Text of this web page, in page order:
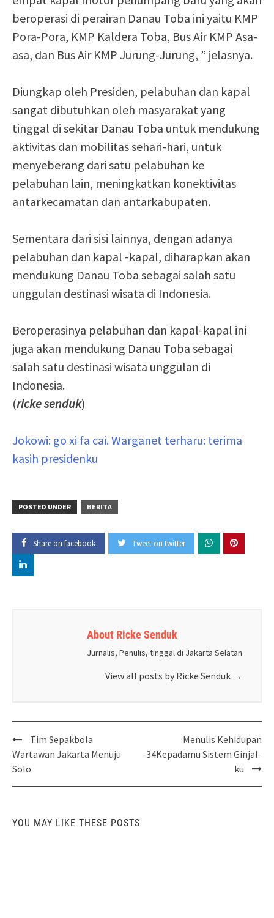
beroperasi di perairan Danau Toba ini yaitu KMP
Pora-Pora, KMP Kaldera Toba, Bus Air KMP Asa-
asa, dan Bus Air KMP Jurung-Jurung, ” jelasnya.
Diungkap oleh Presiden, pelabuhan dan kapal
sangat dibutuhkan oleh masyarakat yang
tinggal di sekitar Danau Toba untuk mendukung
aktivitas dan mobilitas sehari-hari, untuk
menyeberang dari satu pelabuhan ke
pelabuhan lain, meningkatkan konektivitas
antarkecamatan dan antarkabupaten.
Sementara dari sisi lainnya, dengan adanya
pelabuhan dan kapal -kapal, diharapkan akan
mendukung Danau Toba sebagai salah satu
unggulan destinasi wisata di Indonesia.
Beroperasinya pelabuhan dan kapal-kapal ini
juga akan mendukung Danau Toba sebagai
salah satu destinasi wisata unggulan di
Indonesia.
(ricke senduk)
Jokowi: go xi fa cai. Warganet terharu: terima
kasih presidenku
POSTED UNDER BERITA
Share on facebook Tweet on twitter
About Ricke Senduk
Jurnalis, Penulis, tinggal di Jakarta Selatan
View all posts by Ricke Senduk →
Post
navigation
Tim Sepakbola
Wartawan Jakarta Menuju
Solo
Menulis Kehidupan
-34Kepadamu Sistem Ginjal-
ku
YOU MAY LIKE THESE POSTS